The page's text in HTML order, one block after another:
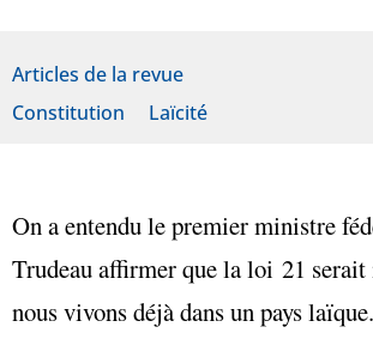
Articles de la revue
Constitution
Laïcité
On a entendu le premier ministre
Trudeau affirmer que la loi 21
nous vivons déjà dans un pays